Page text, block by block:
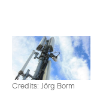
Credits: Jörg Borm